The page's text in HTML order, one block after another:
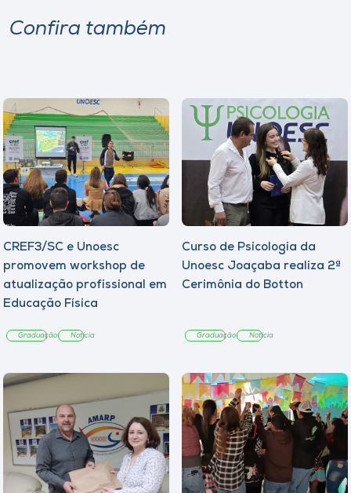
Confira também
CREF3/SC e Unoesc
promovem workshop de
atualização profissional em
Educação Física
Graduação Notícia
Curso de Psicologia da
Unoesc Joaçaba realiza 2ª
Cerimônia do Botton
Graduação Notícia